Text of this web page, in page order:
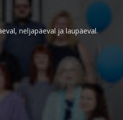
neljapäeval ja laupäeval.